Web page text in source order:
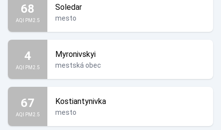
68
AQI PM2.5
Soledar
mesto
4
AQI PM2.5
Myronivskyi
mestská obec
67
AQI PM2.5
Kostiantynivka
mesto